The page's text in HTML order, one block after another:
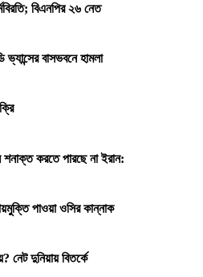
বিএনপির ২৬ নেত
ভ্যান্সের বাসভবনে হামলা
শনাক্ত করতে পারছে না ইরান:
পাওয়া ওসির কান্নাক
নেট দুনিয়ায় বিতর্কে